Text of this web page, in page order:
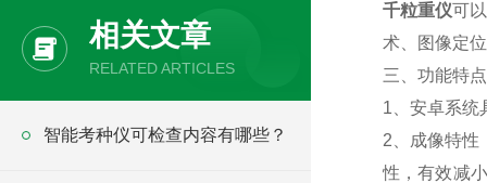
千粒重仪可
术、图像定
三、功能特点
1、安卓系统
2、成像特性
性，有效减
相关文章
RELATED ARTICLES
智能考种仪可检查内容有哪些？